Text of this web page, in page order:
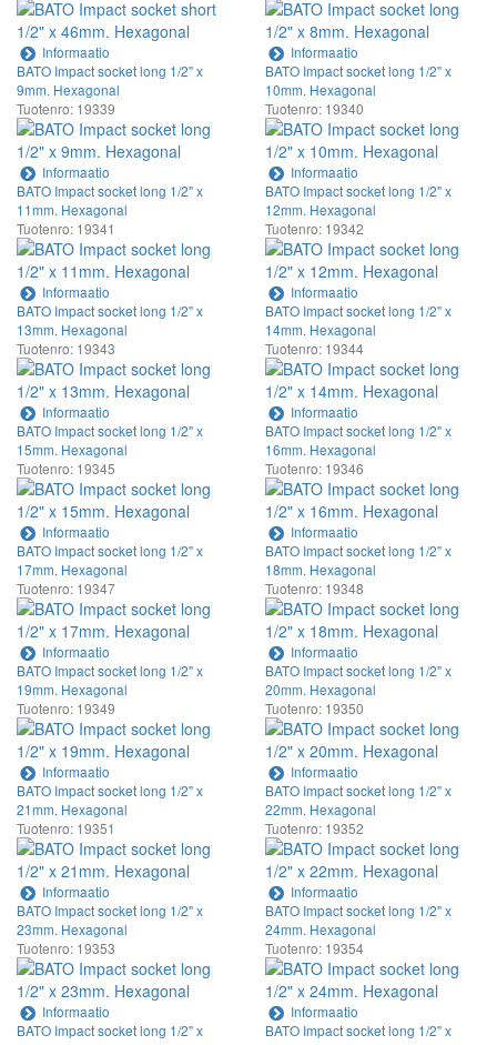
Informaatio
Informaatio
BATO Impact socket long 1/2" x
9mm. Hexagonal
Tuotenro: 19339
Informaatio
BATO Impact socket long 1/2" x
10mm. Hexagonal
Tuotenro: 19340
Informaatio
BATO Impact socket long 1/2" x
11mm. Hexagonal
Tuotenro: 19341
Informaatio
BATO Impact socket long 1/2" x
12mm. Hexagonal
Tuotenro: 19342
Informaatio
BATO Impact socket long 1/2" x
13mm. Hexagonal
Tuotenro: 19343
Informaatio
BATO Impact socket long 1/2" x
14mm. Hexagonal
Tuotenro: 19344
Informaatio
BATO Impact socket long 1/2" x
15mm. Hexagonal
Tuotenro: 19345
Informaatio
BATO Impact socket long 1/2" x
16mm. Hexagonal
Tuotenro: 19346
Informaatio
BATO Impact socket long 1/2" x
17mm. Hexagonal
Tuotenro: 19347
Informaatio
BATO Impact socket long 1/2" x
18mm. Hexagonal
Tuotenro: 19348
Informaatio
BATO Impact socket long 1/2" x
19mm. Hexagonal
Tuotenro: 19349
Informaatio
BATO Impact socket long 1/2" x
20mm. Hexagonal
Tuotenro: 19350
Informaatio
BATO Impact socket long 1/2" x
21mm. Hexagonal
Tuotenro: 19351
Informaatio
BATO Impact socket long 1/2" x
22mm. Hexagonal
Tuotenro: 19352
Informaatio
BATO Impact socket long 1/2" x
23mm. Hexagonal
Tuotenro: 19353
Informaatio
BATO Impact socket long 1/2" x
24mm. Hexagonal
Tuotenro: 19354
Informaatio
BATO Impact socket long 1/2" x
BATO Impact socket long 1/2" x